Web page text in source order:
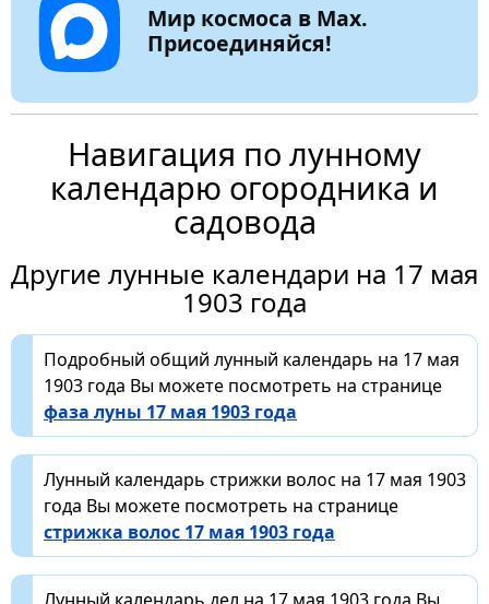
Мир космоса в Max.
Присоединяйся!
Навигация по лунному
календарю огородника и
садовода
Другие лунные календари на 17 мая
1903 года
Подробный общий лунный календарь на 17 мая
1903 года Вы можете посмотреть на странице
фаза луны 17 мая 1903 года
Лунный календарь стрижки волос на 17 мая 1903
года Вы можете посмотреть на странице
стрижка волос 17 мая 1903 года